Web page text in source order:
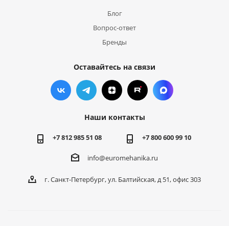
Блог
Вопрос-ответ
Бренды
Оставайтесь на связи
Наши контакты
+7 812 985 51 08 +7 800 600 99 10
info@euromehanika.ru
г. Санкт-Петербург, ул. Балтийская, д 51, офис 303